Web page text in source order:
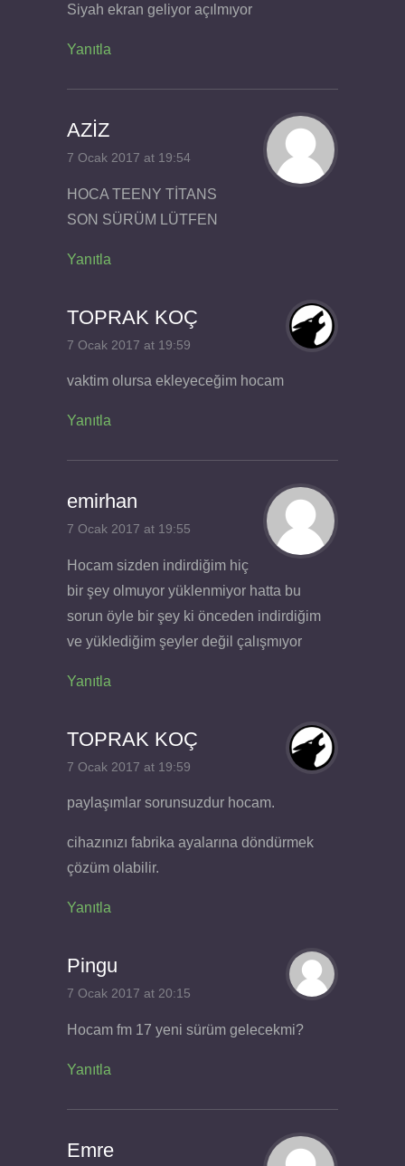
Siyah ekran geliyor açılmıyor
Yanıtla
AZİZ
7 Ocak 2017 at 19:54
HOCA TEENY TİTANS
SON SÜRÜM LÜTFEN
Yanıtla
TOPRAK KOÇ
7 Ocak 2017 at 19:59
vaktim olursa ekleyeceğim hocam
Yanıtla
emirhan
7 Ocak 2017 at 19:55
Hocam sizden indirdiğim hiç
bir şey olmuyor yüklenmiyor hatta bu
sorun öyle bir şey ki önceden indirdiğim
ve yüklediğim şeyler değil çalışmıyor
Yanıtla
TOPRAK KOÇ
7 Ocak 2017 at 19:59
paylaşımlar sorunsuzdur hocam.
cihazınızı fabrika ayalarına döndürmek
çözüm olabilir.
Yanıtla
Pingu
7 Ocak 2017 at 20:15
Hocam fm 17 yeni sürüm gelecekmi?
Yanıtla
Emre